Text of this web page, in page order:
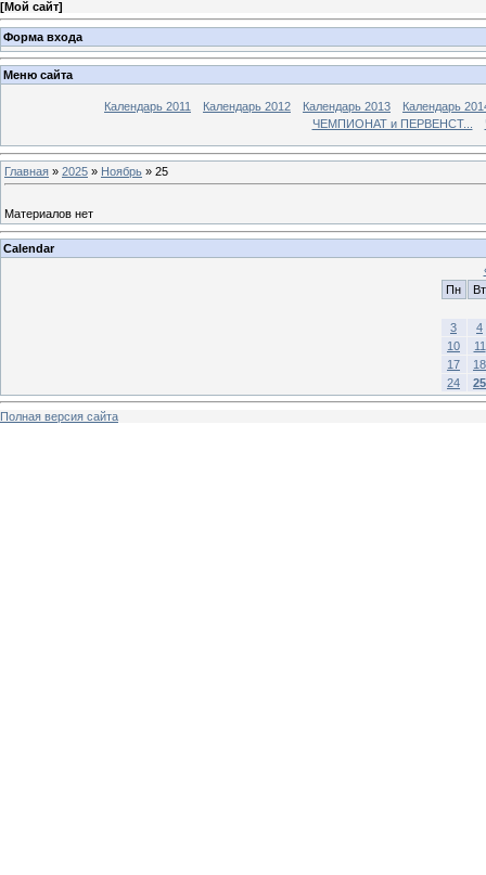
[Мой сайт]
Форма входа
Меню сайта
Календарь 2011 Календарь 2012 Календарь 2013
Календарь
ЧЕМПИОНАТ и ПЕРВЕНСТ...
Главная » 2025 » Ноябрь » 25
Материалов нет
Calendar
Пн
Вт
3
4
10
11
17
18
24
25
Полная версия сайта